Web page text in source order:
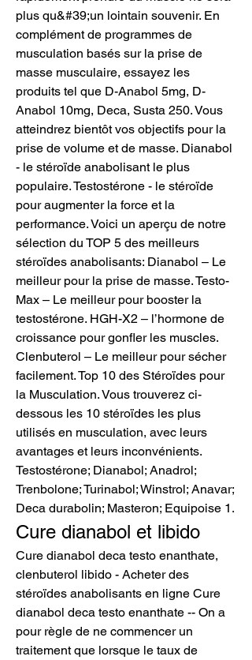
plus qu&#39;un lointain souvenir. En
complément de programmes de
musculation basés sur la prise de
masse musculaire, essayez les
produits tel que D-Anabol 5mg, D-
Anabol 10mg, Deca, Susta 250. Vous
atteindrez bientôt vos objectifs pour la
prise de volume et de masse. Dianabol
- le stéroïde anabolisant le plus
populaire. Testostérone - le stéroïde
pour augmenter la force et la
performance. Voici un aperçu de notre
sélection du TOP 5 des meilleurs
stéroïdes anabolisants: Dianabol – Le
meilleur pour la prise de masse. Testo-
Max – Le meilleur pour booster la
testostérone. HGH-X2 – l’hormone de
croissance pour gonfler les muscles.
Clenbuterol – Le meilleur pour sécher
facilement. Top 10 des Stéroïdes pour
la Musculation. Vous trouverez ci-
dessous les 10 stéroïdes les plus
utilisés en musculation, avec leurs
avantages et leurs inconvénients.
Testostérone; Dianabol; Anadrol;
Trenbolone; Turinabol; Winstrol; Anavar;
Cure dianabol et libido
Cure dianabol deca testo enanthate,
clenbuterol libido - Acheter des
stéroïdes anabolisants en ligne Cure
dianabol deca testo enanthate -- On a
pour règle de ne commencer un
traitement que lorsque le taux de